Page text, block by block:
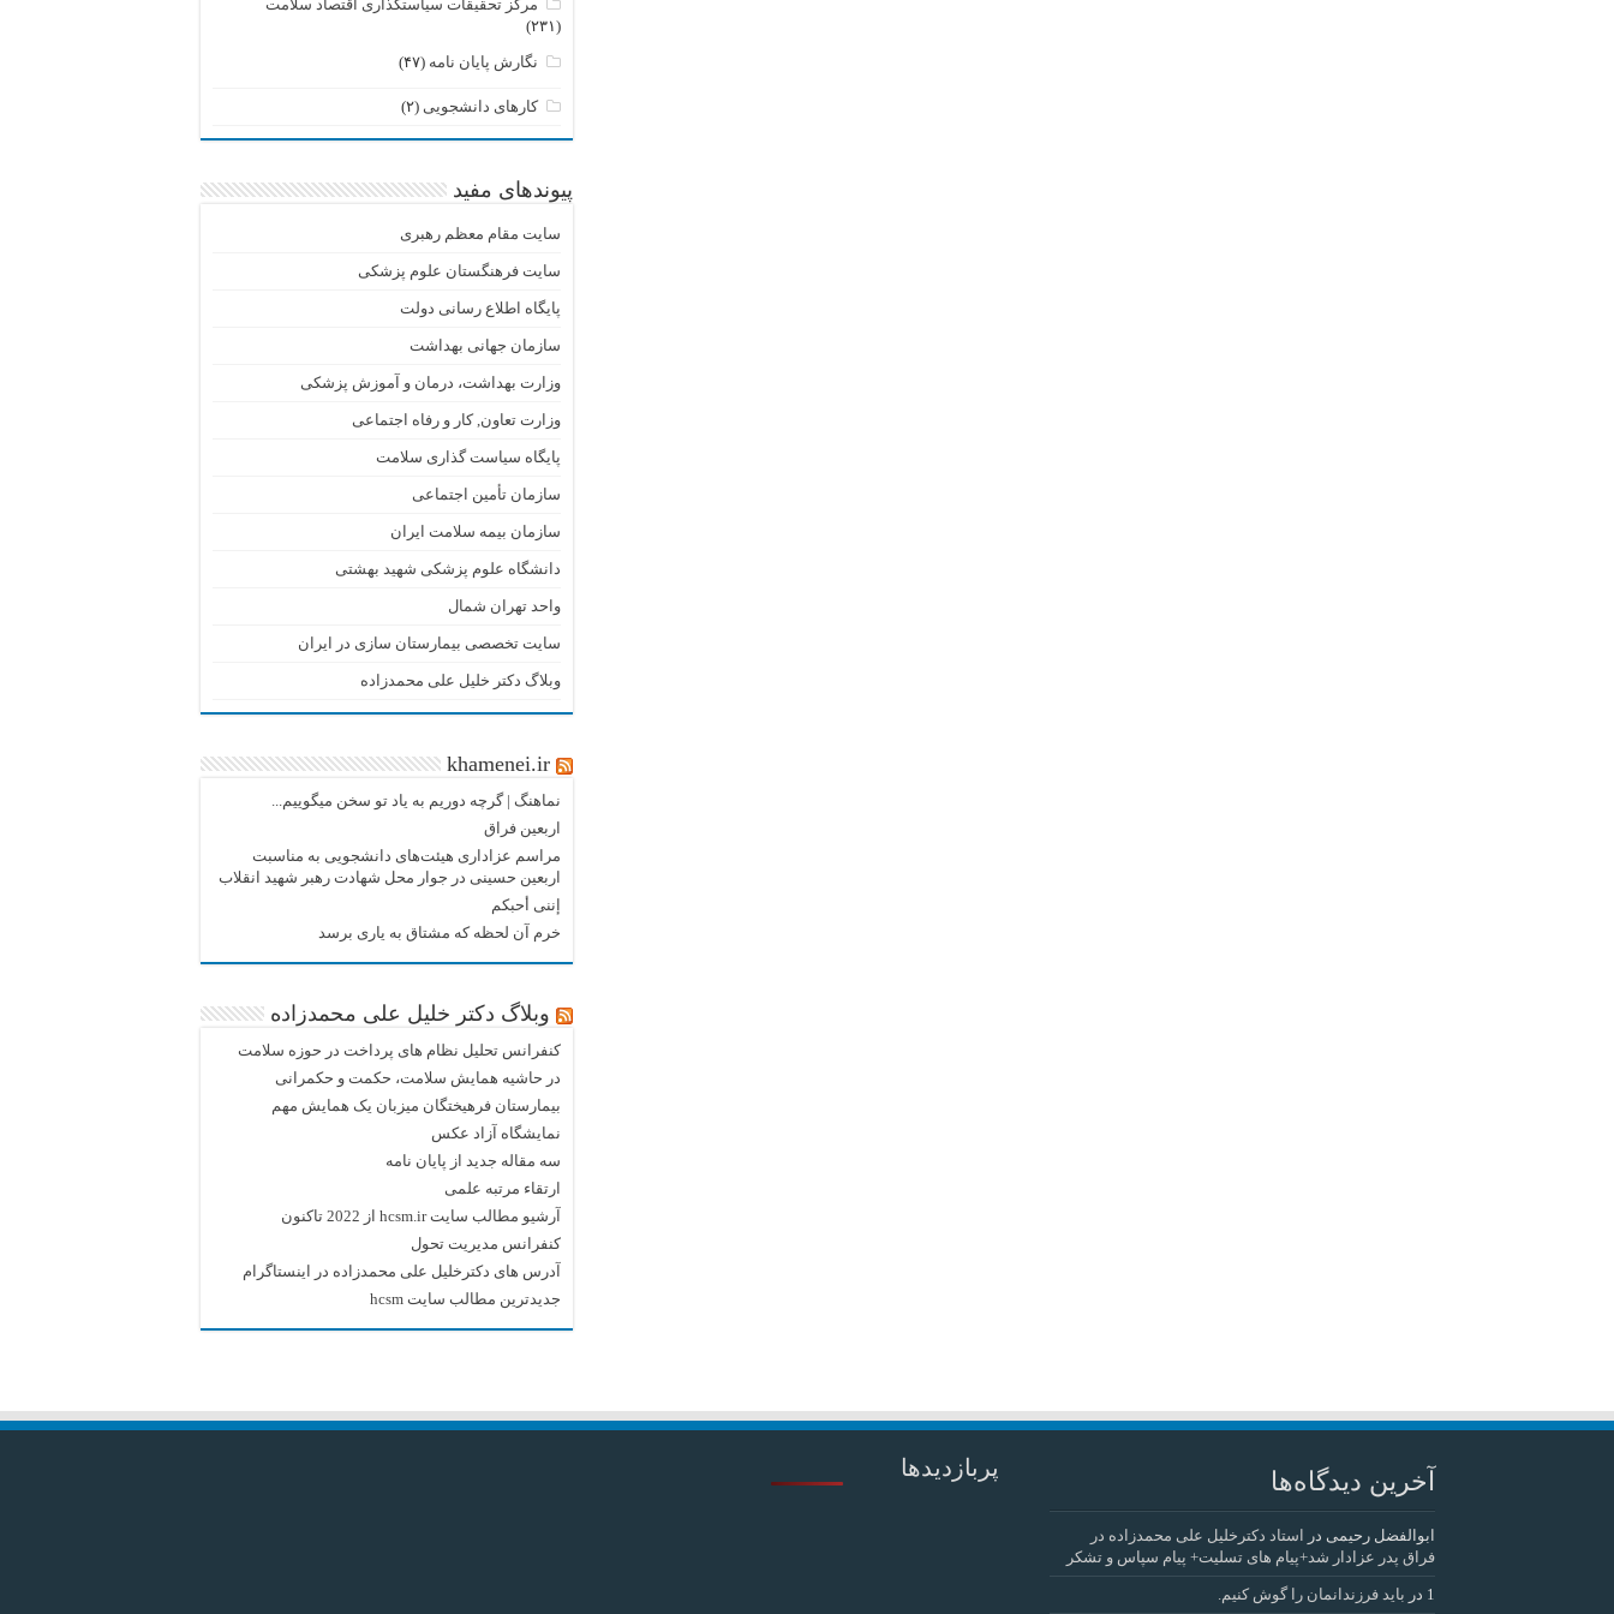
مرکز تحقیقات سیاستگذاری اقتصاد سلامت
(۲۳۱)
نگارش پایان نامه (۴۷)
کارهای دانشجویی (۲)
پیوندهای مفید
سایت مقام معظم رهبری
سایت فرهنگستان علوم پزشکی
پایگاه اطلاع رسانی دولت
سازمان جهانی بهداشت
وزارت بهداشت، درمان و آموزش پزشکی
وزارت تعاون, کار و رفاه اجتماعی
پایگاه سیاست گذاری سلامت
سازمان تأمین اجتماعی
سازمان بیمه سلامت ایران
دانشگاه علوم پزشکی شهید بهشتی
واحد تهران شمال
سایت تخصصی بیمارستان سازی در ایران
وبلاگ دکتر خلیل علی محمدزاده
khamenei.ir
نماهنگ |‌ گرچه دوریم به یاد تو سخن میگوییم...
اربعین فراق
مراسم عزاداری هیئت‌های دانشجویی به مناسبت
اربعین حسینی در جوار محل شهادت رهبر شهید انقلاب
إننی أحبکم
خرم آن لحظه که مشتاق به یاری برسد
وبلاگ دکتر خلیل علی محمدزاده
کنفرانس تحلیل نظام های پرداخت در حوزه سلامت
در حاشیه همایش سلامت، حکمت و حکمرانی
بیمارستان فرهیختگان میزبان یک همایش مهم
نمایشگاه آزاد عکس
سه مقاله جدید از پایان نامه
ارتقاء مرتبه علمی
آرشیو مطالب سایت hcsm.ir از 2022 تاکنون
کنفرانس مدیریت تحول
آدرس های دکترخلیل علی محمدزاده در اینستاگرام
جدیدترین مطالب سایت hcsm
آخرین دیدگاه‌ها
ابوالفضل رحیمی در
استاد دکترخلیل علی محمدزاده در
فراق پدر عزادار شد+پیام های تسلیت+ پیام سپاس و تشکر
1 در باید فرزندانمان را گوش کنیم.
پربازدیدها